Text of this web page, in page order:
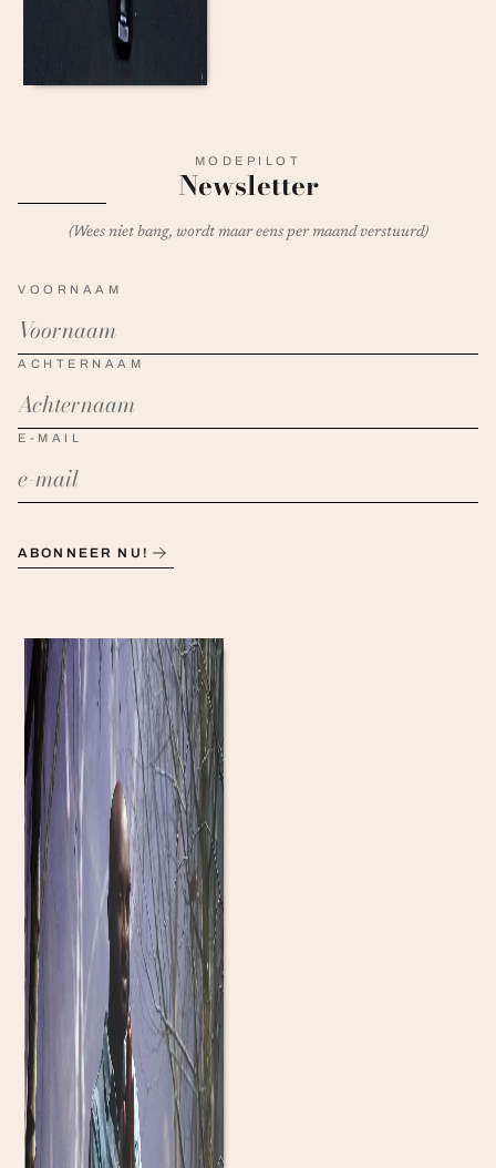
MODEPILOT
Newsletter
(Wees niet bang, wordt maar eens per maand verstuurd)
VOORNAAM
ACHTERNAAM
E-MAIL
ABONNEER NU!